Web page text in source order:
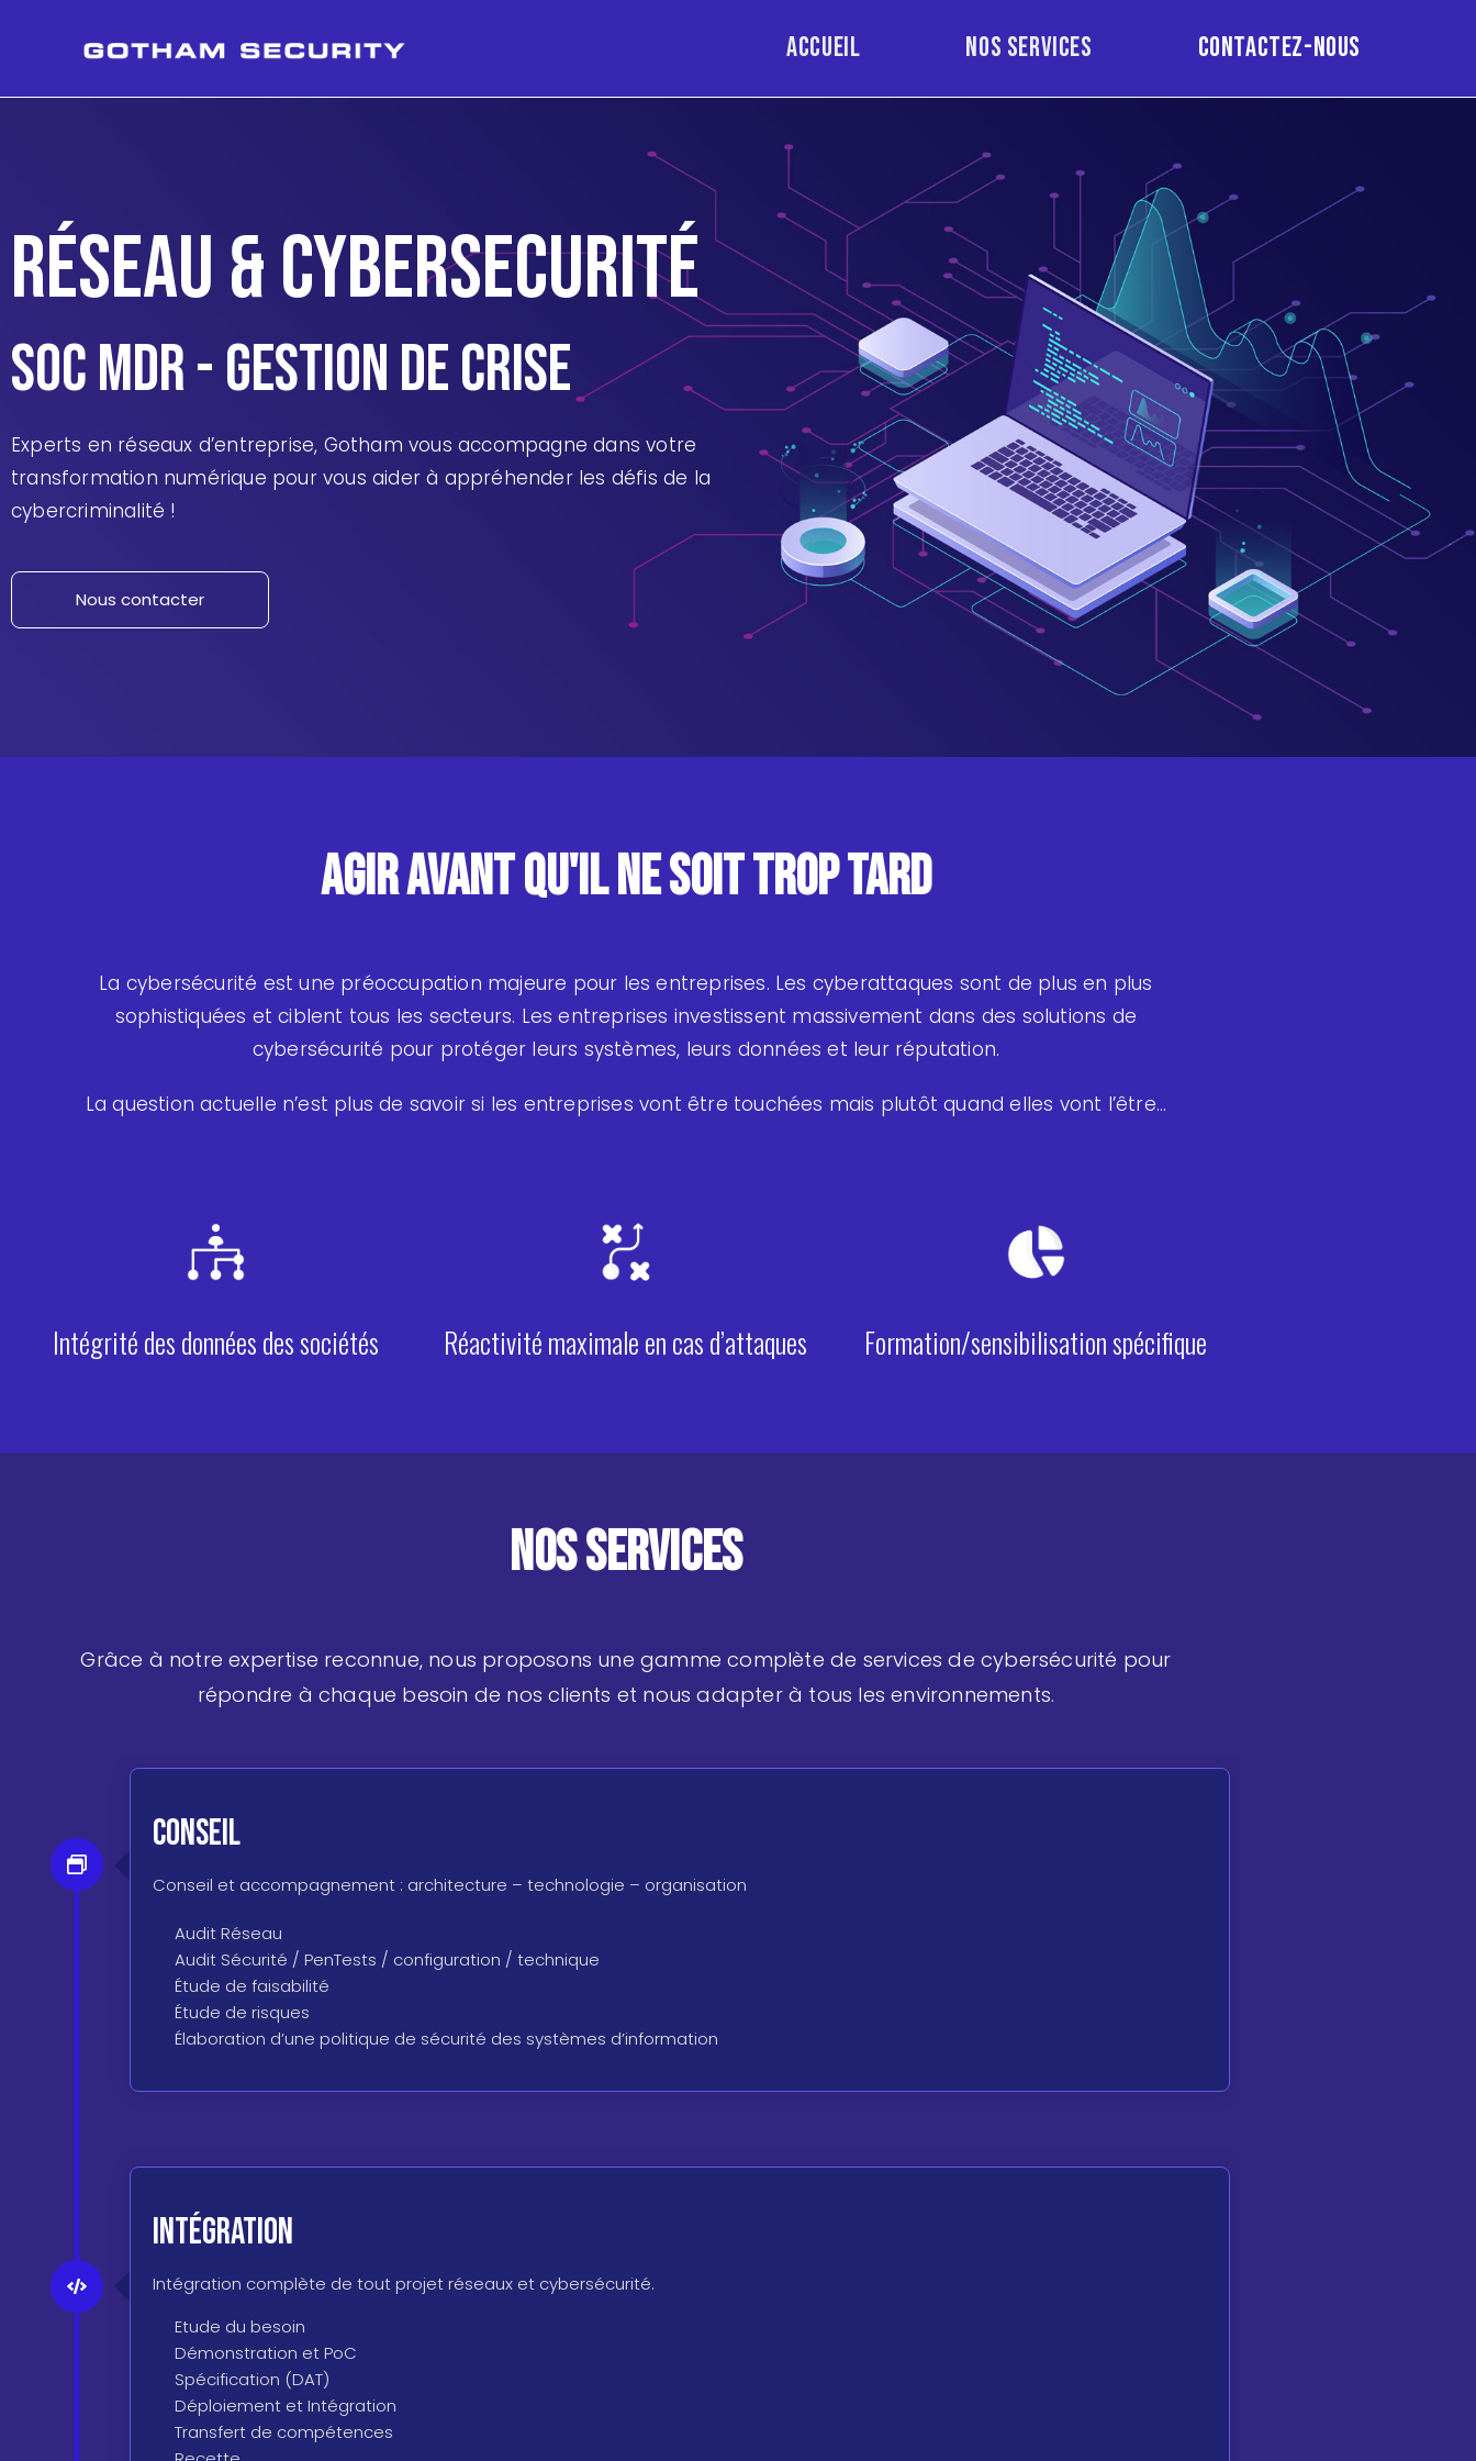
Accueil Nos services Contactez-nous
Réseau & cybersecurité
SOC MDR - Gestion de crise
Experts en réseaux d’entreprise, Gotham vous accompagne dans votre
transformation numérique pour vous aider à appréhender les défis de la
cybercriminalité !
Nous contacter
Agir avant qu'il ne soit trop tard
La cybersécurité est une préoccupation majeure pour les entreprises. Les cyberattaques sont de plus en plus
sophistiquées et ciblent tous les secteurs. Les entreprises investissent massivement dans des solutions de
cybersécurité pour protéger leurs systèmes, leurs données et leur réputation.
La question actuelle n’est plus de savoir si les entreprises vont être touchées mais plutôt quand elles vont l’être…
Intégrité des données des sociétés Réactivité maximale en cas d’attaques Formation/sensibilisation spécifique
Nos services
Grâce à notre expertise reconnue, nous proposons une gamme complète de services de cybersécurité pour
répondre à chaque besoin de nos clients et nous adapter à tous les environnements.
Conseil
Conseil et accompagnement : architecture – technologie – organisation
Audit Réseau
Audit Sécurité / PenTests / configuration / technique
Étude de faisabilité
Étude de risques
Élaboration d’une politique de sécurité des systèmes d’information
Intégration
Intégration complète de tout projet réseaux et cybersécurité.
Etude du besoin
Démonstration et PoC
Spécification (DAT)
Déploiement et Intégration
Transfert de compétences